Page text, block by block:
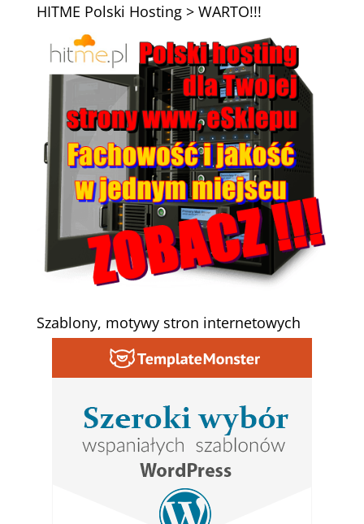
HITME Polski Hosting > WARTO!!!
Szablony, motywy stron internetowych